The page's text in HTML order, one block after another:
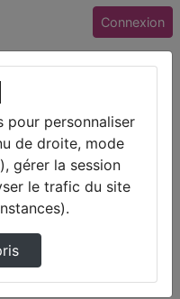
Connexion
Inde
vous pour cette vidéo.
nouvelle.
pour personnaliser
de droite, mode
gérer la session
le trafic du site